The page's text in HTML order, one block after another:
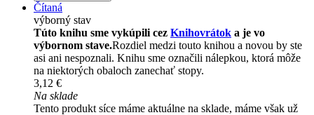
Čítaná
výborný stav
Túto knihu sme vykúpili cez Knihovrátok a je vo
výbornom stave.Rozdiel medzi touto knihou a novou by ste
asi ani nespoznali. Knihu sme označili nálepkou, ktorá môže
na niektorých obaloch zanechať stopy.
3,12 €
Na sklade
Tento produkt síce máme aktuálne na sklade, máme však už